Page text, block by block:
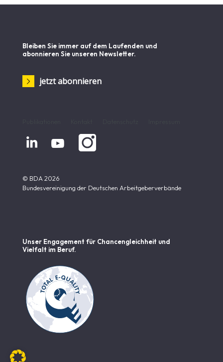
Bleiben Sie immer auf dem Laufenden und
abonnieren Sie unseren Newsletter.
jetzt abonnieren
 
© BDA 2026
Bundesvereinigung der Deutschen Arbeitgeberverbände
Unser Engagement für Chancen­gleichheit und
Vielfalt im Beruf.